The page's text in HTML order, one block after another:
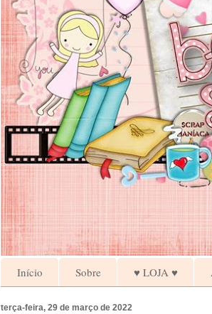
Início Sobre ♥ LOJA ♥
terça-feira, 29 de março de 2022